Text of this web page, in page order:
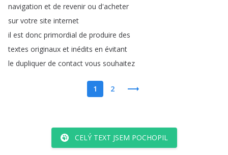
navigation et de revenir ou d'acheter
sur votre site internet
il est donc primordial de produire des
textes originaux et inédits en évitant
le dupliquer de contact vous souhaitez
1 2
CELÝ TEXT JSEM POCHOPIL